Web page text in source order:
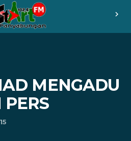
chevron_right
MENGADU